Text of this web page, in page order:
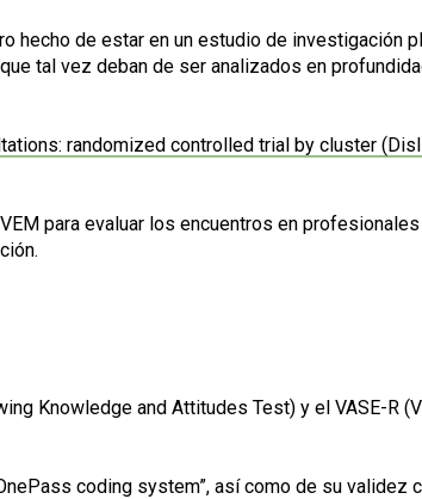
hecho de estar en un estudio de investigación
tal vez deban de ser analizados en
randomized controlled trial by cluster
para evaluar los encuentros en
Knowledge and Attitudes Test) y el VASE-R
coding system”, así como de su validez